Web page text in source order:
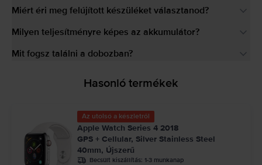
Miért éri meg felújított készüléket választanod?
Milyen teljesítményre képes az akkumulátor?
Mit fogsz találni a dobozban?
Hasonló termékek
Az utolsó a készletről
Apple Watch Series 4 2018
GPS + Cellular, Silver Stainless Steel
40mm, Újszerű
Becsült kiszállítás: 1-3 munkanap